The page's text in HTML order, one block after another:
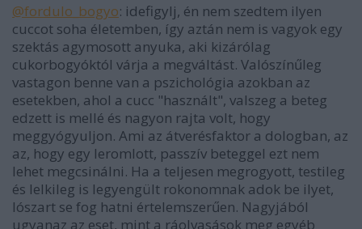
@fordulo_bogyo: idefigylj, én nem szedtem ilyen
cuccot soha életemben, így aztán nem is vagyok egy
szektás agymosott anyuka, aki kizárólag
cukorbogyóktól várja a megváltást. Valószínűleg
vastagon benne van a pszichológia azokban az
esetekben, ahol a cucc "használt", valszeg a beteg
edzett is mellé és nagyon rajta volt, hogy
meggyógyuljon. Ami az átverésfaktor a dologban, az
az, hogy egy leromlott, passzív beteggel ezt nem
lehet megcsinálni. Ha a teljesen megrogyott, testileg
és lelkileg is legyengült rokonomnak adok be ilyet,
lószart se fog hatni értelemszerűen. Nagyjából
ugyanaz az eset, mint a ráolvasások meg egyéb